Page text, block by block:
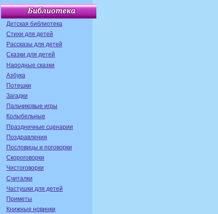
Детская библиотека
Стихи для детей
Рассказы для детей
Сказки для детей
Народные сказки
Азбука
Потешки
Загадки
Пальчиковые игры
Колыбельные
Праздничные сценарии
Поздравления
Пословицы и поговорки
Скороговорки
Чистоговорки
Считалки
Частушки для детей
Приметы
Книжные новинки